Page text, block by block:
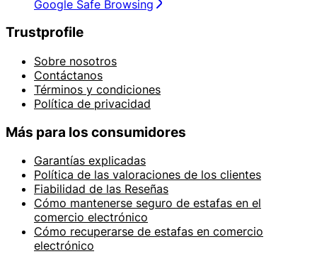
Google Safe Browsing
Trustprofile
Sobre nosotros
Contáctanos
Términos y condiciones
Política de privacidad
Más para los consumidores
Garantías explicadas
Política de las valoraciones de los clientes
Fiabilidad de las Reseñas
Cómo mantenerse seguro de estafas en el
comercio electrónico
Cómo recuperarse de estafas en comercio
electrónico